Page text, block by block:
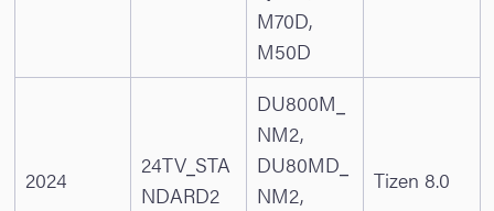
M70D,
M50D
2024
24TV_STA
NDARD2
DU800M_
NM2,
DU80MD_
NM2,
Tizen 8.0